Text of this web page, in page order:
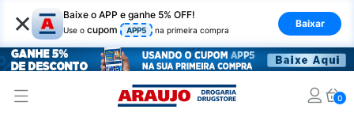
× Baixe o APP e ganhe 5% OFF!
Use o cupom APP5 na primeira compra
Baixar
0